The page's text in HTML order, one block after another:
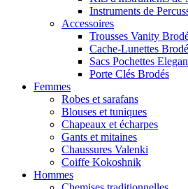
Instruments de
Accessoires
Trousses Vanity
Cache-Lunettes
Sacs Pochettes
Porte Clés Brodés
Femmes
Robes et sarafans
Blouses et tuniques
Chapeaux et écharpes
Gants et mitaines
Chaussures Valenki
Coiffe Kokoshnik
Hommes